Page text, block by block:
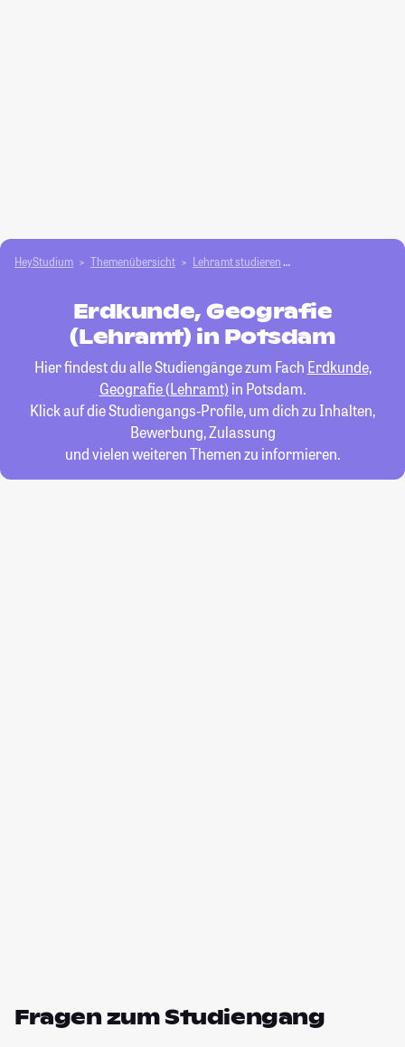
HeyStudium Themenübersicht Lehramt studieren
Erdkunde, Geografie
(Lehramt) in Potsdam
Hier findest du alle Studiengänge zum Fach Erdkunde,
Geografie (Lehramt) in Potsdam.
Klick auf die Studiengangs-Profile, um dich zu Inhalten,
Bewerbung, Zulassung
und vielen weiteren Themen zu informieren.
Fragen zum Studiengang